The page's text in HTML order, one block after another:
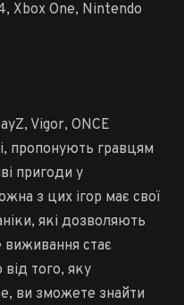
Xbox One, Nintendo
Vigor, ONCE
пропонують гравцям
пригоди у
з цих ігор має свої
які дозволяють
виживання стає
того, яку
ви зможете знайти